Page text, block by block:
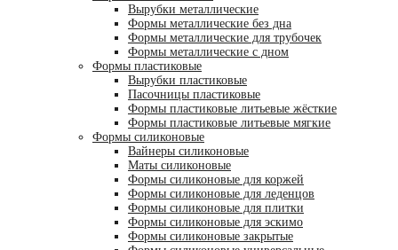
Вырубки металлические
Формы металлические без дна
Формы металлические для трубочек
Формы металлические с дном
Формы пластиковые
Вырубки пластиковые
Пасочницы пластиковые
Формы пластиковые литьевые жёсткие
Формы пластиковые литьевые мягкие
Формы силиконовые
Вайнеры силиконовые
Маты силиконовые
Формы силиконовые для коржей
Формы силиконовые для леденцов
Формы силиконовые для плитки
Формы силиконовые для эскимо
Формы силиконовые закрытые